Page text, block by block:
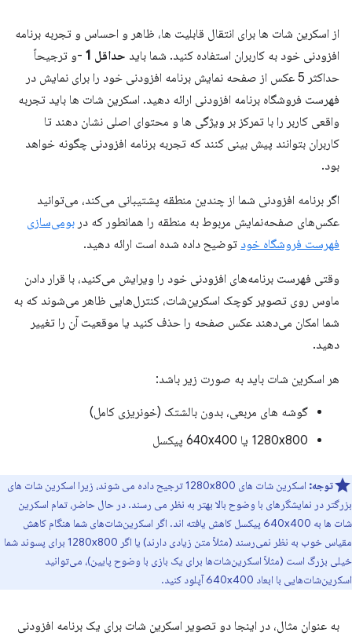
از اسکرین شات ها برای انتقال قابلیت ها، ظاهر و احساس و تجربه برنامه
افزودنی خود به کاربران استفاده کنید. شما باید حداقل 1
-و ترجیحاً
حداکثر 5 عکس از صفحه نمایش برنامه افزودنی خود را برای نمایش در
فهرست فروشگاه برنامه افزودنی ارائه دهید. اسکرین شات ها باید تجربه
واقعی کاربر را با تمرکز بر ویژگی ها و محتوای اصلی نشان دهند تا
کاربران بتوانند پیش بینی کنند که تجربه برنامه افزودنی چگونه خواهد
بود.
اگر برنامه افزودنی شما از چندین منطقه پشتیبانی می‌کند، می‌توانید
عکس‌های صفحه‌نمایش مربوط به منطقه را همانطور که در بومی‌سازی
فهرست فروشگاه خود توضیح داده شده است ارائه دهید.
وقتی فهرست برنامه‌های افزودنی خود را ویرایش می‌کنید، با قرار دادن
ماوس روی تصویر کوچک اسکرین‌شات، کنترل‌هایی ظاهر می‌شوند که به
شما امکان می‌دهند عکس صفحه را حذف کنید یا موقعیت آن را تغییر
دهید.
هر اسکرین شات باید به صورت زیر باشد:
گوشه های مربعی، بدون بالشتک (خونریزی کامل)
1280x800 یا 640x400 پیکسل
توجه:
اسکرین شات های 1280x800 ترجیح داده می شوند، زیرا اسکرین شات های
بزرگتر در نمایشگرهای با وضوح بالا بهتر به نظر می رسند. در حال حاضر، تمام اسکرین
شات ها به 640x400 پیکسل کاهش یافته اند. اگر اسکرین‌شات‌های شما هنگام کاهش
مقیاس خوب به نظر نمی‌رسند (مثلاً متن زیادی دارند) یا اگر 1280x800 برای پسوند شما
خیلی بزرگ است (مثلاً اسکرین‌شات‌ها برای یک بازی با وضوح پایین)، می‌توانید
اسکرین‌شات‌هایی با ابعاد 640x400 آپلود کنید.
به عنوان مثال، در اینجا دو تصویر اسکرین شات برای یک برنامه افزودنی